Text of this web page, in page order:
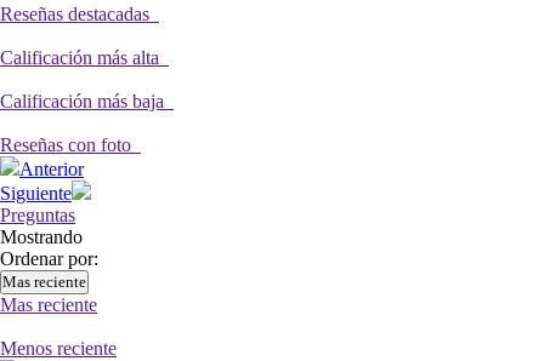
Reseñas destacadas
Calificación más alta
Calificación más baja
Reseñas con foto
Anterior
Siguiente
Preguntas
Mostrando
Ordenar por:
Mas reciente
Mas reciente
Menos reciente